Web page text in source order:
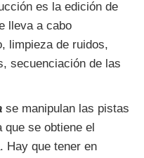
es la edición de
lleva a cabo
limpieza de ruidos,
secuenciación de las
se manipulan las pistas
que se obtiene el
Hay que tener en